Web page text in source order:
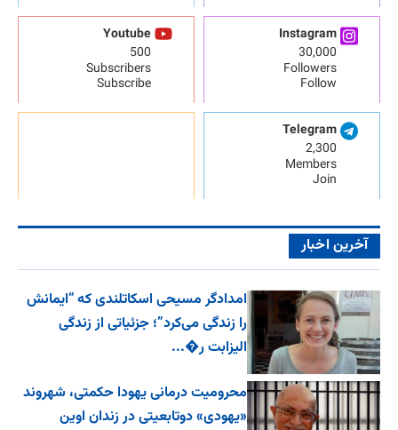
Instagram
30,000
Followers
Follow
Youtube
500
Subscribers
Subscribe
Telegram
2,300
Members
Join
آخرین اخبار
امدادگر مسیحی اسکاتلندی که “ایمانش
را زندگی می‌کرد”؛ جزئیاتی از زندگی
الیزابت ر�...
محرومیت درمانی یهودا حکمتی، شهروند
«یهودی» دوتابعیتی در زندان اوین